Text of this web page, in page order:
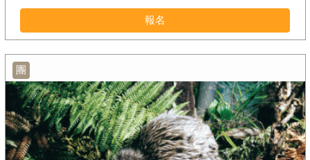
報名
團